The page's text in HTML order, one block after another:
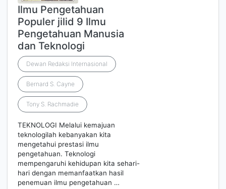
Ilmu Pengetahuan
Populer jilid 9 Ilmu
Pengetahuan Manusia
dan Teknologi
Dewan Redaksi Internasional
Bernard S. Cayne
Tony S. Rachmadie
TEKNOLOGI Melalui kemajuan
teknologilah kebanyakan kita
mengetahui prestasi ilmu
pengetahuan. Teknologi
mempengaruhi kehidupan kita sehari-
hari dengan memanfaatkan hasil
penemuan ilmu pengetahuan …